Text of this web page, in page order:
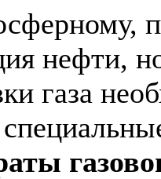
нефти,
газа